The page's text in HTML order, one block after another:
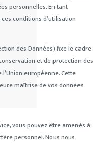
personnelles. En tant
conditions d’utilisation
des Données) fixe le cadre
et de protection des
européenne. Cette
maîtrise de vos données
vous pouvez être amenés à
personnel. Nous nous